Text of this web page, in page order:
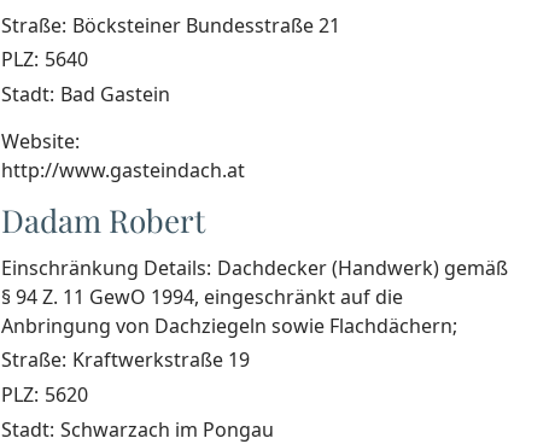
Straße: Böcksteiner Bundesstraße 21
PLZ: 5640
Stadt: Bad Gastein
Website:
http://www.gasteindach.at
Dadam Robert
Einschränkung Details: Dachdecker (Handwerk) gemäß
§ 94 Z. 11 GewO 1994, eingeschränkt auf die
Anbringung von Dachziegeln sowie Flachdächern;
Straße: Kraftwerkstraße 19
PLZ: 5620
Stadt: Schwarzach im Pongau